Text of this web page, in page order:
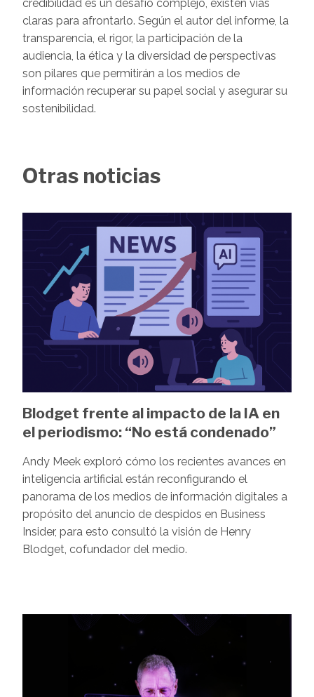
credibilidad es un desafío complejo, existen vías
claras para afrontarlo. Según el autor del informe, la
transparencia, el rigor, la participación de la
audiencia, la ética y la diversidad de perspectivas
son pilares que permitirán a los medios de
información recuperar su papel social y asegurar su
sostenibilidad.
Otras noticias
Blodget frente al impacto de la IA en
el periodismo: “No está condenado”
Andy Meek exploró cómo los recientes avances en
inteligencia artificial están reconfigurando el
panorama de los medios de información digitales a
propósito del anuncio de despidos en Business
Insider, para esto consultó la visión de Henry
Blodget, cofundador del medio.